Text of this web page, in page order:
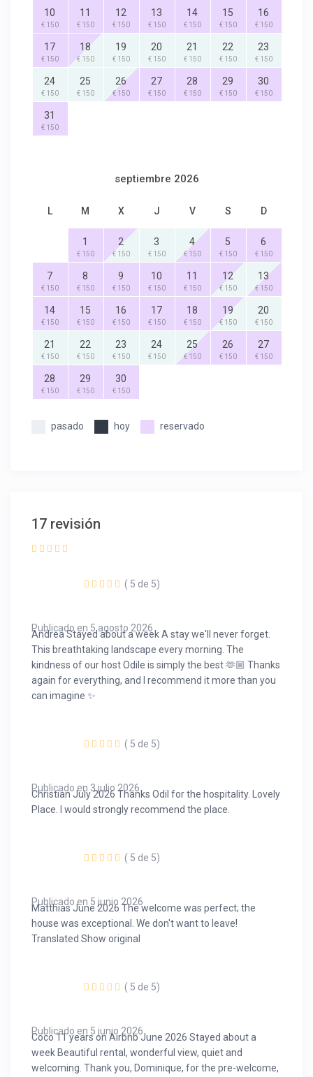
10
€ 150
11
€ 150
12
€ 150
13
€ 150
14
€ 150
15
€ 150
16
€ 150
17
€ 150
18
€ 150
19
€ 150
20
€ 150
21
€ 150
22
€ 150
23
€ 150
24
€ 150
25
€ 150
26
€ 150
27
€ 150
28
€ 150
29
€ 150
30
€ 150
31
€ 150
septiembre 2026
L M X J V S D
1
€ 150
2
€ 150
3
€ 150
4
€ 150
5
€ 150
6
€ 150
7
€ 150
8
€ 150
9
€ 150
10
€ 150
11
€ 150
12
€ 150
13
€ 150
14
€ 150
15
€ 150
16
€ 150
17
€ 150
18
€ 150
19
€ 150
20
€ 150
21
€ 150
22
€ 150
23
€ 150
24
€ 150
25
€ 150
26
€ 150
27
€ 150
28
€ 150
29
€ 150
30
€ 150
pasado hoy reservado
17 revisión
Publicado en 5 agosto 2026
( 5 de 5)
Andrea Stayed about a week A stay we'll never forget.
This breathtaking landscape every morning. The
kindness of our host Odile is simply the best 🫶🏼 Thanks
again for everything, and I recommend it more than you
can imagine ✨
Publicado en 3 julio 2026
( 5 de 5)
Christian July 2026 Thanks Odil for the hospitality. Lovely
Place. I would strongly recommend the place.
Publicado en 5 junio 2026
( 5 de 5)
Matthias June 2026 The welcome was perfect; the
house was exceptional. We don't want to leave!
Translated Show original
Publicado en 5 junio 2026
( 5 de 5)
Coco 11 years on Airbnb June 2026 Stayed about a
week Beautiful rental, wonderful view, quiet and
welcoming. Thank you, Dominique, for the pre-welcome,